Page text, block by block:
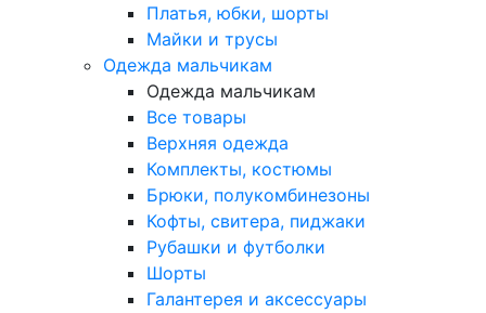
Платья, юбки, шорты
Майки и трусы
Одежда мальчикам
Одежда мальчикам
Все товары
Верхняя одежда
Комплекты, костюмы
Брюки, полукомбинезоны
Кофты, свитера, пиджаки
Рубашки и футболки
Шорты
Галантерея и аксессуары